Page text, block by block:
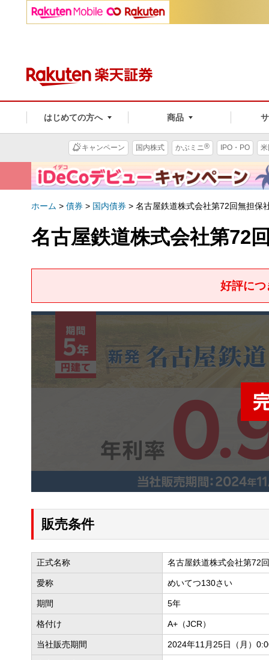
はじめての方へ 商品
キャンペーン 国内株式 かぶミニ® IPO・PO
ホーム > 債券 > 国内債券 > 名古屋鉄道株式会社第72回無担保
名古屋鉄道株式会社第72
好評につ
販売条件
正式名称 名古屋鉄道株式会社第72
愛称 めいてつ130さい
期間 5年
格付け A+（JCR）
当社販売期間 2024年11月25日（月）